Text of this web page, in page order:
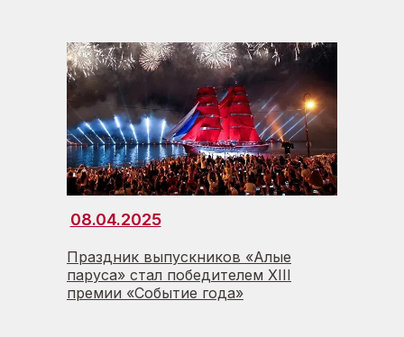
Праздник выпускников «Алые
паруса» стал победителем XIII
премии «Событие года»
08.04.2025